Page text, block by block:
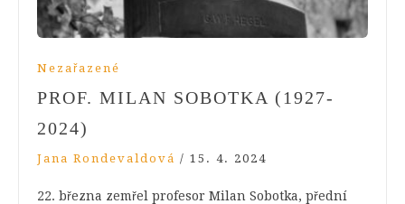
Nezařazené
PROF. MILAN SOBOTKA (1927-
2024)
Jana Rondevaldová / 15. 4. 2024
22. března zemřel profesor Milan Sobotka, přední